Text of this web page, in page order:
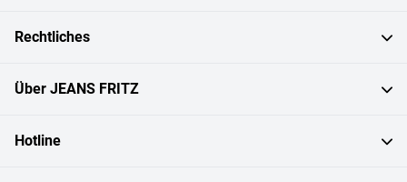
Rechtliches
Über JEANS FRITZ
Hotline